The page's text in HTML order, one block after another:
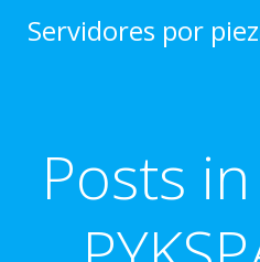
al
Servidores por
Posts